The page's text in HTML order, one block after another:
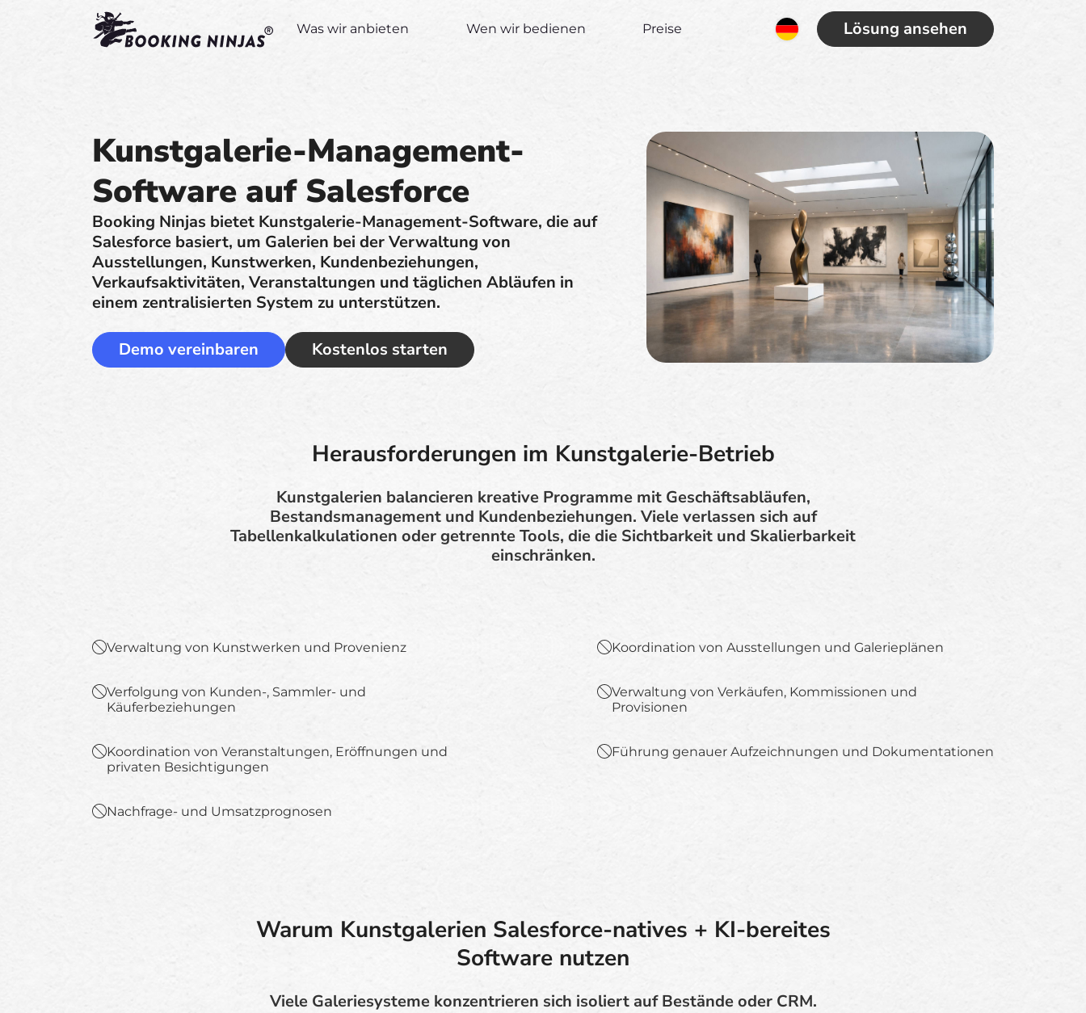
Lösung ansehen
Was wir anbieten Wen wir bedienen Preise
Kunstgalerie-Management-
Software auf Salesforce
Booking Ninjas bietet Kunstgalerie-Management-Software, die auf
Salesforce basiert, um Galerien bei der Verwaltung von
Ausstellungen, Kunstwerken, Kundenbeziehungen,
Verkaufsaktivitäten, Veranstaltungen und täglichen Abläufen in
einem zentralisierten System zu unterstützen.
Demo vereinbaren Kostenlos starten
Herausforderungen im Kunstgalerie-Betrieb
Kunstgalerien balancieren kreative Programme mit Geschäftsabläufen,
Bestandsmanagement und Kundenbeziehungen. Viele verlassen sich auf
Tabellenkalkulationen oder getrennte Tools, die die Sichtbarkeit und Skalierbarkeit
einschränken.
Verwaltung von Kunstwerken und Provenienz Koordination von Ausstellungen und Galerieplänen
Verfolgung von Kunden-, Sammler- und
Käuferbeziehungen
Verwaltung von Verkäufen, Kommissionen und
Provisionen
Koordination von Veranstaltungen, Eröffnungen und
privaten Besichtigungen
Führung genauer Aufzeichnungen und Dokumentationen
Nachfrage- und Umsatzprognosen
Warum Kunstgalerien Salesforce-natives + KI-bereites
Software nutzen
Viele Galeriesysteme konzentrieren sich isoliert auf Bestände oder CRM.